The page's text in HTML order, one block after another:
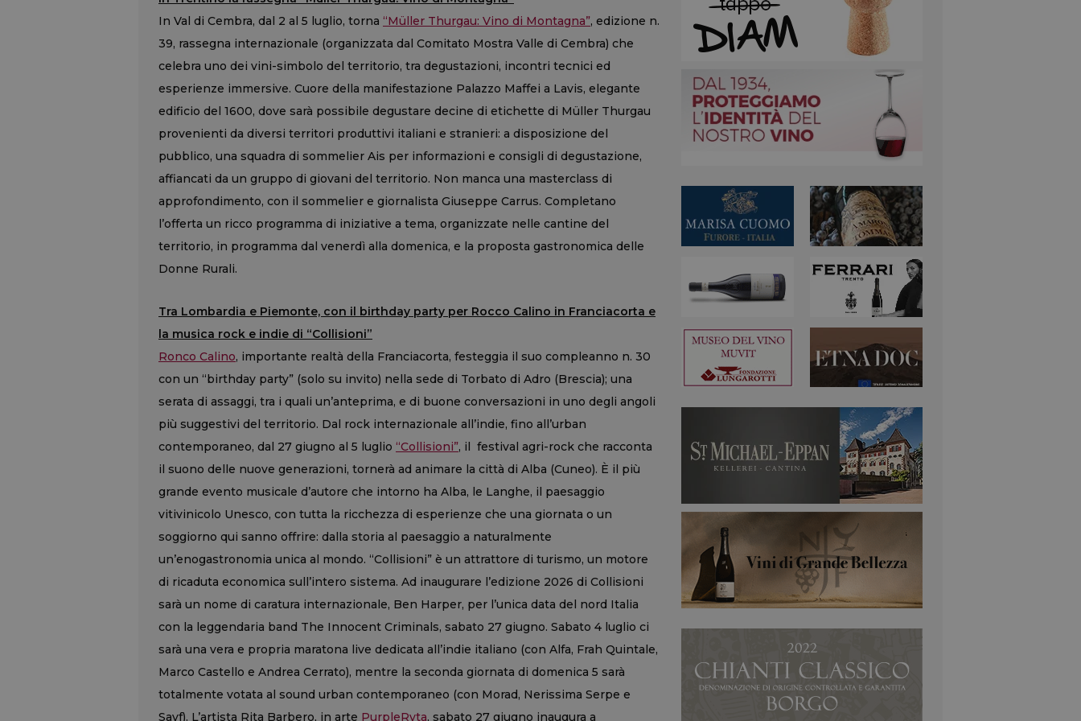
In Val di Cembra, dal 2 al 5 luglio, torna “Müller Thurgau: Vino di Montagna”, edizione n.
39, rassegna internazionale (organizzata dal Comitato Mostra Valle di Cembra) che
celebra uno dei vini-simbolo del territorio, tra degustazioni, incontri tecnici ed
esperienze immersive. Cuore della manifestazione Palazzo Maffei a Lavis, elegante
edificio del 1600, dove sarà possibile degustare decine di etichette di Müller Thurgau
provenienti da diversi territori produttivi italiani e stranieri: a disposizione del
pubblico, una squadra di sommelier Ais per informazioni e consigli di degustazione,
affiancati da un gruppo di giovani del territorio. Non manca una masterclass di
approfondimento, con il sommelier e giornalista Giuseppe Carrus. Completano
l’offerta un ricco programma di iniziative a tema, organizzate nelle cantine del
territorio, in programma dal venerdì alla domenica, e la proposta gastronomica delle
Donne Rurali.
Tra Lombardia e Piemonte, con il birthday party per Rocco Calino in Franciacorta e
la musica rock e indie di “Collisioni”
Ronco Calino, importante realtà della Franciacorta, festeggia il suo compleanno n. 30
con un “birthday party” (solo su invito) nella sede di Torbato di Adro (Brescia); una
serata di assaggi, tra i quali un’anteprima, e di buone conversazioni in uno degli angoli
più suggestivi del territorio. Dal rock internazionale all’indie, fino all’urban
contemporaneo, dal 27 giugno al 5 luglio “Collisioni”, il festival agri-rock che racconta
il suono delle nuove generazioni, tornerà ad animare la città di Alba (Cuneo). È il più
grande evento musicale d’autore che intorno ha Alba, le Langhe, il paesaggio
vitivinicolo Unesco, con tutta la ricchezza di esperienze che una giornata o un
soggiorno qui sanno offrire: dalla storia al paesaggio a naturalmente
un’enogastronomia unica al mondo. “Collisioni” è un attrattore di turismo, un motore
di ricaduta economica sull’intero sistema. Ad inaugurare l’edizione 2026 di Collisioni
sarà un nome di caratura internazionale, Ben Harper, per l’unica data del nord Italia
con la leggendaria band The Innocent Criminals, sabato 27 giugno. Sabato 4 luglio ci
sarà una vera e propria maratona live dedicata all’indie italiano (con Alfa, Frah Quintale,
Marco Castello e Andrea Cerrato), mentre la seconda giornata di domenica 5 sarà
totalmente votata al sound urban contemporaneo (con Morad, Nerissima Serpe e
Sayf). L’artista Rita Barbero, in arte PurpleRyta, sabato 27 giugno inaugura a